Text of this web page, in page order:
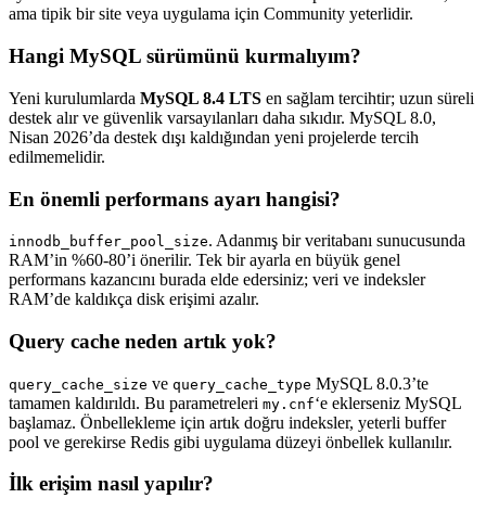
ama tipik bir site veya uygulama için Community yeterlidir.
Hangi MySQL sürümünü kurmalıyım?
Yeni kurulumlarda MySQL 8.4 LTS en sağlam tercihtir; uzun süreli
destek alır ve güvenlik varsayılanları daha sıkıdır. MySQL 8.0,
Nisan 2026’da destek dışı kaldığından yeni projelerde tercih
edilmemelidir.
En önemli performans ayarı hangisi?
innodb_buffer_pool_size. Adanmış bir veritabanı sunucusunda
RAM’in %60-80’i önerilir. Tek bir ayarla en büyük genel
performans kazancını burada elde edersiniz; veri ve indeksler
RAM’de kaldıkça disk erişimi azalır.
Query cache neden artık yok?
query_cache_size ve query_cache_type MySQL 8.0.3’te
tamamen kaldırıldı. Bu parametreleri my.cnf‘e eklerseniz MySQL
başlamaz. Önbellekleme için artık doğru indeksler, yeterli buffer
pool ve gerekirse Redis gibi uygulama düzeyi önbellek kullanılır.
İlk erişim nasıl yapılır?